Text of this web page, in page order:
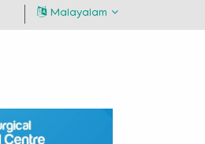
Malayalam